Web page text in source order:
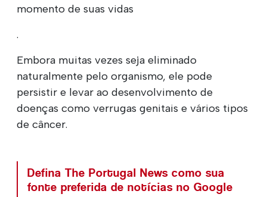
momento de suas vidas
.
Embora muitas vezes seja eliminado
naturalmente pelo organismo, ele pode
persistir e levar ao desenvolvimento de
doenças como verrugas genitais e vários tipos
de câncer.
Defina The Portugal News como sua
fonte preferida de notícias no Google